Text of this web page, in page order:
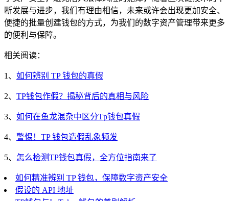
断发展与进步，我们有理由相信，未来或许会出现更加安全、
便捷的批量创建钱包的方式，为我们的数字资产管理带来更多
的便利与保障。
相关阅读：
1、 如何辨别 TP 钱包的真假
2、 TP钱包作假？揭秘背后的真相与风险
3、 如何在鱼龙混杂中区分Tp钱包真假
4、 警惕！TP 钱包造假乱象频发
5、 怎么检测TP钱包真假，全方位指南来了
如何精准辨别 TP 钱包，保障数字资产安全
假设的 API 地址